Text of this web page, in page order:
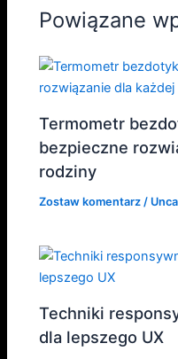
Powiązane
Termometr
bezpieczne
rodziny
Zostaw komentarz /
Techniki
dla lepszego UX